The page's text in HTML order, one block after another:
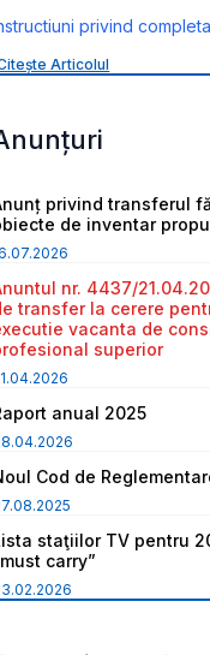
privind
Articolul
privind transferul
de inventar
nr. 4437/
transfer la cerere
vacanta de
superior
anual 2025
Cod de
staţiilor TV pentru
carry”